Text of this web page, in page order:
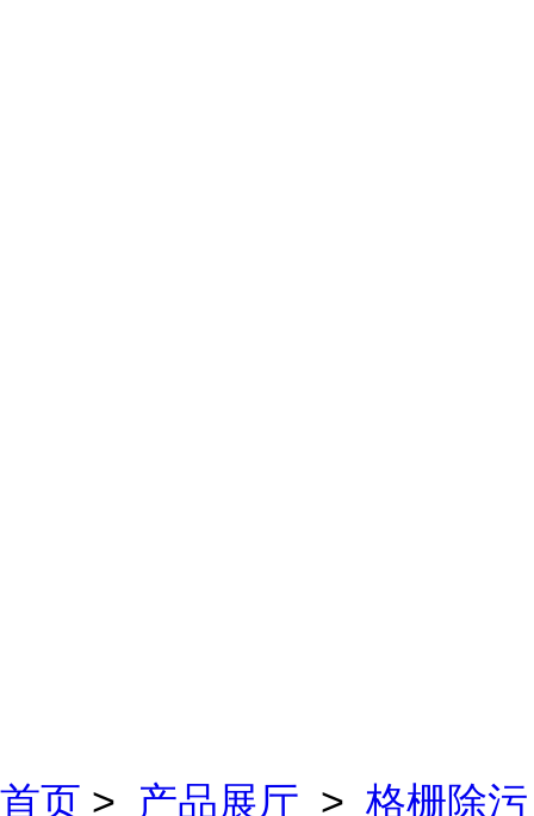
首页 > 产品展厅 > 格栅除污